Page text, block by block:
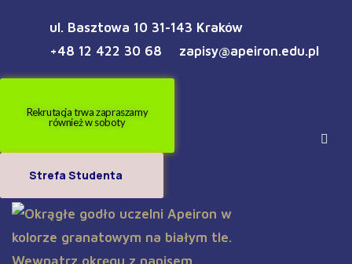
ul. Basztowa 10 31-143 Kraków
+48 12 422 30 68
zapisy@apeiron.edu.pl
Rekrutacja trwa zapraszamy
również w soboty
Strefa Studenta